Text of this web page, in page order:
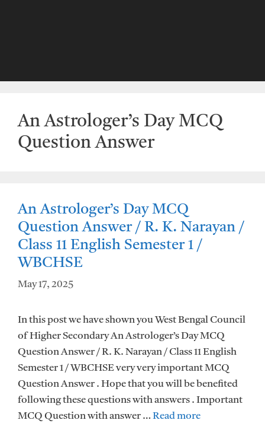
An Astrologer’s Day MCQ
Question Answer
An Astrologer’s Day MCQ
Question Answer / R. K. Narayan /
Class 11 English Semester 1 /
WBCHSE
May 17, 2025
In this post we have shown you West Bengal Council
of Higher Secondary An Astrologer’s Day MCQ
Question Answer / R. K. Narayan / Class 11 English
Semester 1 / WBCHSE very very important MCQ
Question Answer . Hope that you will be benefited
following these questions with answers . Important
MCQ Question with answer … Read more